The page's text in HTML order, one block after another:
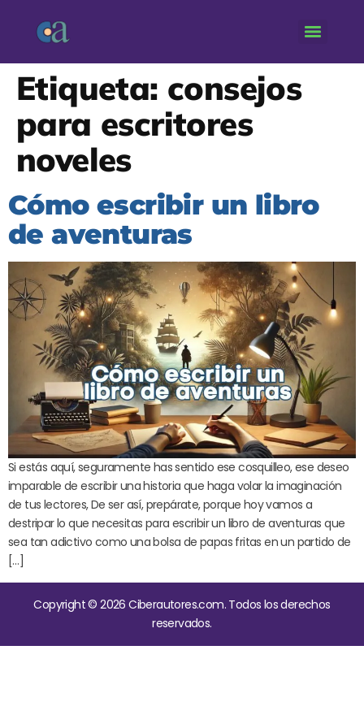
Etiqueta: consejos
para escritores
noveles
Cómo escribir un libro
de aventuras
Si estás aquí, seguramente has sentido ese cosquilleo, ese deseo
imparable de escribir una historia que haga volar la imaginación
de tus lectores, De ser así, prepárate, porque hoy vamos a
destripar lo que necesitas para escribir un libro de aventuras que
sea tan adictivo como una bolsa de papas fritas en un partido de
[…]
Copyright © 2026 Ciberautores.com. Todos los derechos
reservados.